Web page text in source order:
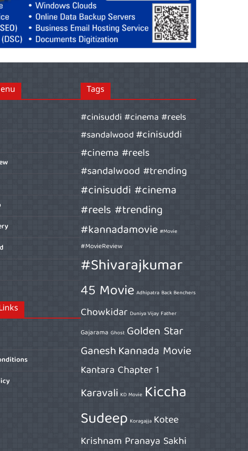
Tags
#cinisuddi #cinema #reels
#sandalwood#cinisuddi
#cinema #reels
#sandalwood #trending
#cinisuddi #cinema
#reels #trending
#kannadamovie #Movie
#MovieReview
#Shivarajkumar
45 Movie Adhipatra Back Benchers
Chowkidar Duniya Vijay Father
Gajarama Ghost Golden Star
GaneshKannada Movie
Kantara Chapter 1
Karavali KD Movie Kiccha
Sudeep Koragajja Kotee
Krishnam Pranaya Sakhi